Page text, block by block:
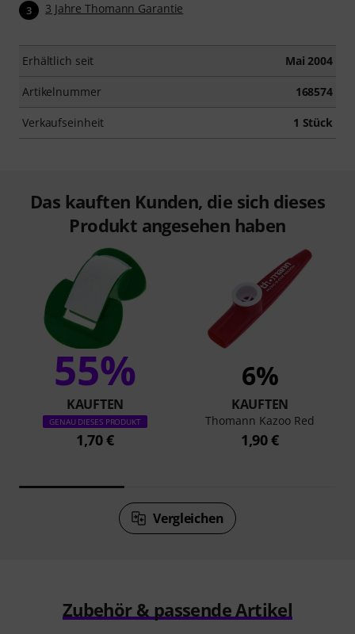
3 3 Jahre Thomann Garantie
Erhältlich seit Mai 2004
Artikelnummer 168574
Verkaufseinheit 1 Stück
Das kauften Kunden, die sich dieses
Produkt angesehen haben
55%
KAUFTEN
GENAU DIESES PRODUKT
1,70 €
6%
KAUFTEN
Thomann Kazoo Red
1,90 €
Vergleichen
Zubehör & passende Artikel